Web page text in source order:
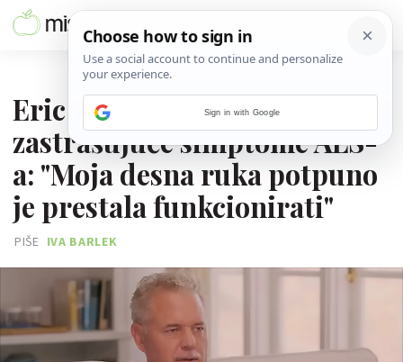
Eric Dane opisao je
zastrašujuće simptome ALS-
a: "Moja desna ruka potpuno
je prestala funkcionirati"
PIŠE IVA BARLEK
Sign in with Google